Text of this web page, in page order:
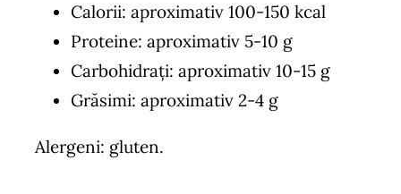
Calorii: aproximativ 100-150 kcal
Proteine: aproximativ 5-10 g
Carbohidrați: aproximativ 10-15 g
Grăsimi: aproximativ 2-4 g
Alergeni: gluten.